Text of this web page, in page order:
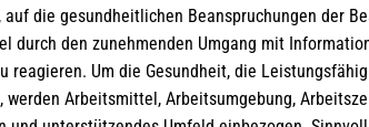
die gesundheitlichen Beanspruchungen der
durch den zunehmenden Umgang mit
reagieren. Um die Gesundheit, die
werden Arbeitsmittel, Arbeitsumgebung,